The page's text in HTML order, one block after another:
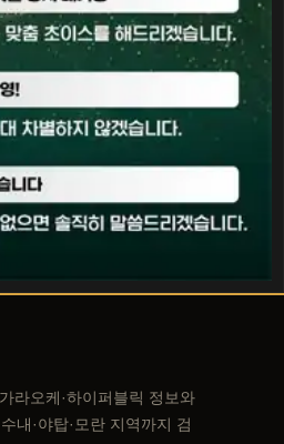
라오케·하이퍼블릭 정보와
내·야탑·모란 지역까지 검